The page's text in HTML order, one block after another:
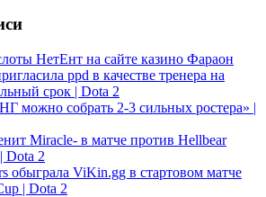
НетЕнт на сайте казино Фараон
ppd в качестве тренера на
срок | Dota 2
можно собрать 2-3 сильных ростера» |
Miracle- в матче против Hellbear
Dota 2
обыграла ViKin.gg в стартовом матче
| Dota 2